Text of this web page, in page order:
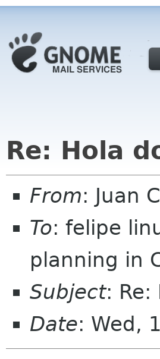
Re: Hola
From: Juan
To: felipe
planning in
Subject: Re:
Date: Wed,